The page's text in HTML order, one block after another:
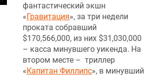
фантастический экшн
«Гравитация», за три недели
проката собравший
$170,566,000, из них $31,030,000
– касса минувшего уикенда. На
втором месте – триллер
«Капитан Филлипс», в минувший